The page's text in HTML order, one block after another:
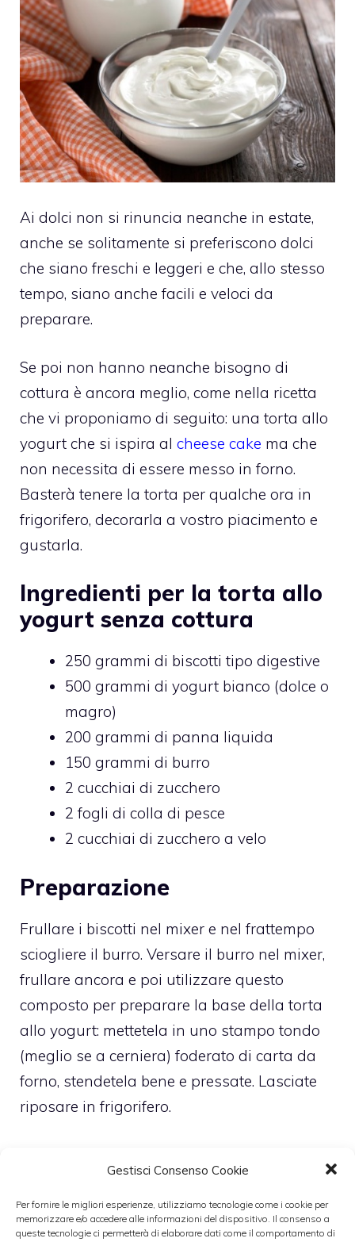
Gestisci Consenso Cookie
Per fornire le migliori esperienze, utilizziamo tecnologie come i cookie per
memorizzare e/o accedere alle informazioni del dispositivo. Il consenso a
queste tecnologie ci permetterà di elaborare dati come il comportamento di
Ai dolci non si rinuncia neanche in estate,
anche se solitamente si preferiscono dolci
che siano freschi e leggeri e che, allo stesso
tempo, siano anche facili e veloci da
preparare.
Se poi non hanno neanche bisogno di
cottura è ancora meglio, come nella ricetta
che vi proponiamo di seguito: una torta allo
yogurt che si ispira al cheese cake ma che
non necessita di essere messo in forno.
Basterà tenere la torta per qualche ora in
frigorifero, decorarla a vostro piacimento e
gustarla.
Ingredienti per la torta allo
yogurt senza cottura
250 grammi di biscotti tipo digestive
500 grammi di yogurt bianco (dolce o
magro)
200 grammi di panna liquida
150 grammi di burro
2 cucchiai di zucchero
2 fogli di colla di pesce
2 cucchiai di zucchero a velo
Preparazione
Frullare i biscotti nel mixer e nel frattempo
sciogliere il burro. Versare il burro nel mixer,
frullare ancora e poi utilizzare questo
composto per preparare la base della torta
allo yogurt: mettetela in uno stampo tondo
(meglio se a cerniera) foderato di carta da
forno, stendetela bene e pressate. Lasciate
riposare in frigorifero.
sciogliete la colla di pesce in poca acqua
tiepida. Nel frattempo mettete lo yogurt in
una ciotola capiente unitevi la colla di pesce